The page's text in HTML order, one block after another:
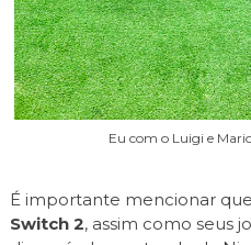
Eu com o Luigi e
É importante mencionar
Switch 2, assim como seus